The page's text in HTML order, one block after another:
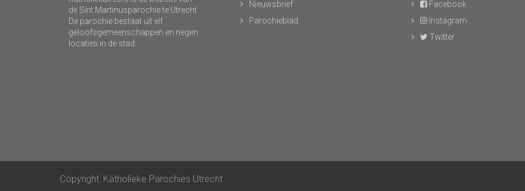
de Sint Martinusparochie te Utrecht.
De parochie bestaat uit elf
geloofsgemeenschappen en negen
locaties in de stad.
Nieuwsbrief
Parochieblad
Facebook
Instagram
Twitter
Copyright: Katholieke Parochies Utrecht